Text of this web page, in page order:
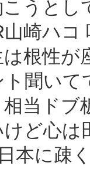
うとし
崎ハコ
根性
聞い
当ドブ
ど心は
本に疎